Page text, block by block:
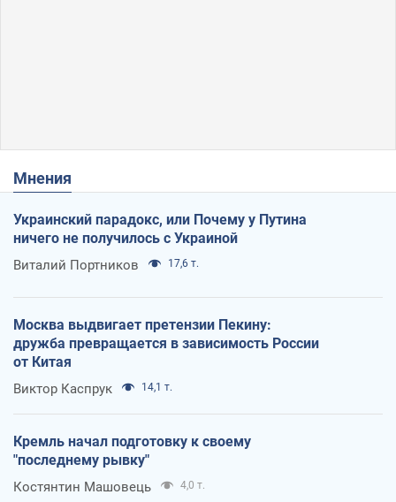
Мнения
Украинский парадокс, или Почему у Путина
ничего не получилось с Украиной
Виталий Портников 17,6 т.
Москва выдвигает претензии Пекину:
дружба превращается в зависимость России
от Китая
Виктор Каспрук 14,1 т.
Кремль начал подготовку к своему
"последнему рывку"
Костянтин Машовець 4,0 т.